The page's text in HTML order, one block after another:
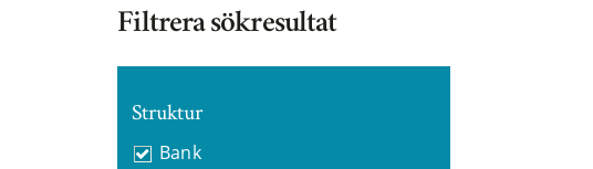
Filtrera sökresultat
Struktur
Bank